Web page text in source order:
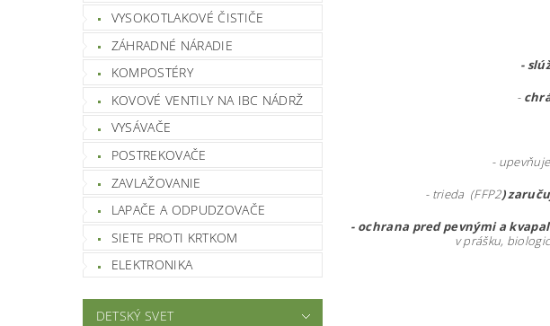
VYSOKOTLAKOVÉ ČISTIČE
ZÁHRADNÉ NÁRADIE
KOMPOSTÉRY
KOVOVÉ VENTILY NA IBC NÁDRŽ
VYSÁVAČE
POSTREKOVAČE
ZAVLAŽOVANIE
LAPAČE A ODPUDZOVAČE
SIETE PROTI KRTKOM
ELEKTRONIKA
DETSKÝ SVET
-
-
-
- trieda (FFP2)
- ochrana pred pevnými a
v prášku,